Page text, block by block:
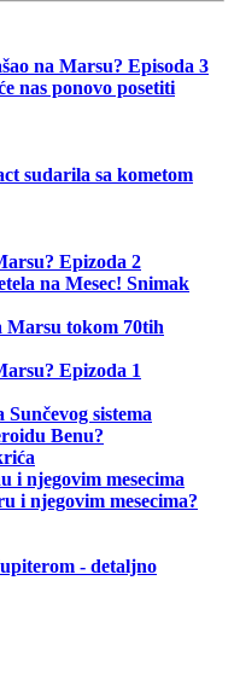
na Marsu? Episoda 3
nas ponovo posetiti
sudarila sa kometom
Epizoda 2
na Mesec! Snimak
Marsu tokom 70tih
Epizoda 1
sistema
Benu?
i njegovim mesecima
i njegovim mesecima?
- detaljno